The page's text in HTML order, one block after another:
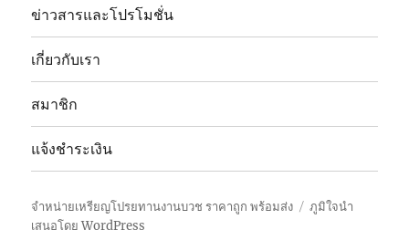
ข่าวสารและโปรโมชั่น
เกี่ยวกับเรา
สมาชิก
แจ้งชำระเงิน
จำหน่ายเหรียญโปรยทานงานบวช ราคาถูก พร้อมส่ง
ภูมิใจนำ
เสนอโดย WordPress